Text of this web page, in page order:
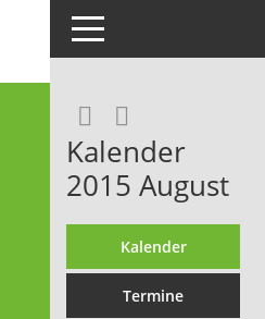
Toggle navigation
Kalender
2015 August
Kalender
Termine